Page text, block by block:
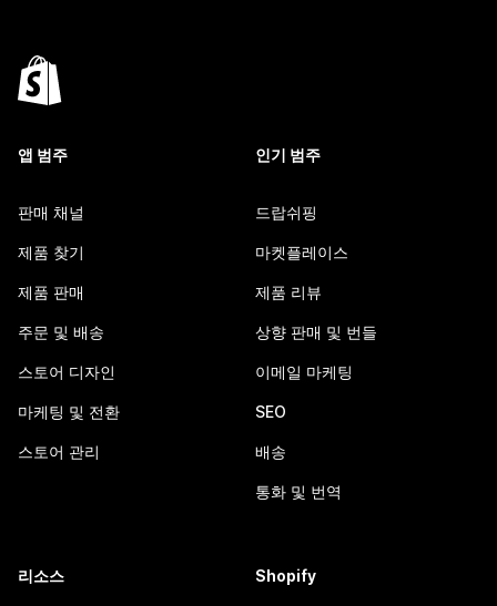
앱 범주
판매 채널
제품 찾기
제품 판매
주문 및 배송
스토어 디자인
마케팅 및 전환
스토어 관리
인기 범주
드랍쉬핑
마켓플레이스
제품 리뷰
상향 판매 및 번들
이메일 마케팅
SEO
배송
통화 및 번역
리소스 Shopify